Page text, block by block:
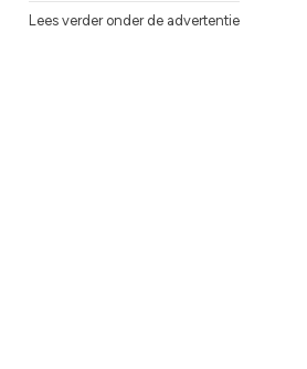
Lees verder onder de advertentie